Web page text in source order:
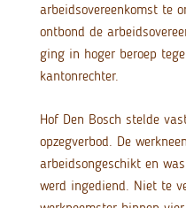
arbeidsovereenkomst te
ontbond de
ging in hoger beroep
kantonrechter.
Hof Den Bosch stelde
opzegverbod. De
arbeidsongeschikt en
werd ingediend. Niet te